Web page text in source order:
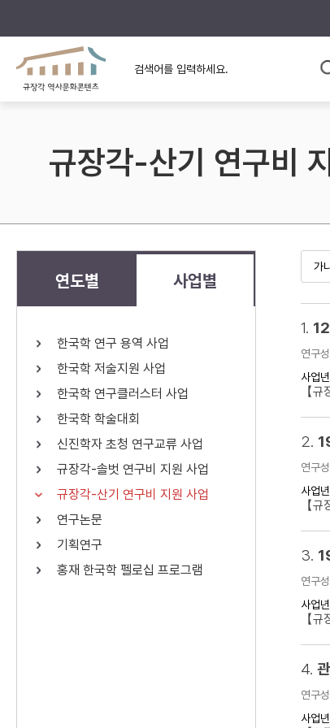
규장각의 어제와 오늘
규장각 소개영상
사료와 문학으로 본
고대
고려
조선 후기
근대
검색 연산자 사용안내
연산자
AND
OR 정조 OR 정약용 “정조”
“정조”
료를 검
규장각-산기 연구비
연도별 사업별
한국학 연구 용역 사업
한국학 저술지원 사업
한국학 연구클러스터 사업
한국학 학술대회
신진학자 초청 연구교류 사업
규장각-솔벗 연구비 지원 사업
규장각-산기 연구비 지원 사업
연구논문
기획연구
홍재 한국학 펠로십 프로그램
1.
연구
사업
【
2.
연구
사업
【
3.
연구
사업
【
4.
연구
사업